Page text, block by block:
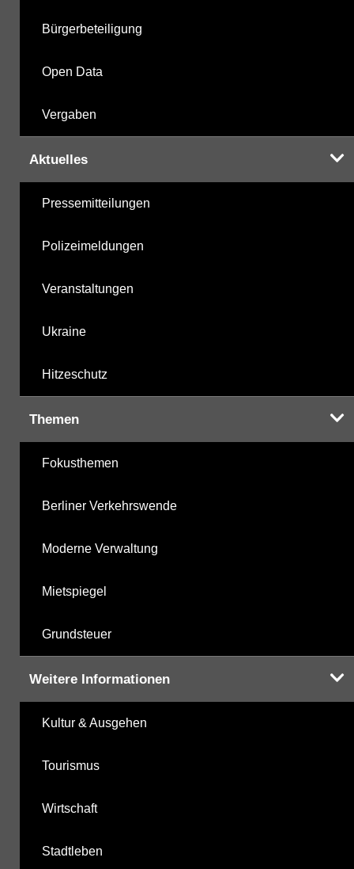
Bürgerbeteiligung
Open Data
Vergaben
Aktuelles
Pressemitteilungen
Polizeimeldungen
Veranstaltungen
Ukraine
Hitzeschutz
Themen
Fokusthemen
Berliner Verkehrswende
Moderne Verwaltung
Mietspiegel
Grundsteuer
Weitere Informationen
Kultur & Ausgehen
Tourismus
Wirtschaft
Stadtleben